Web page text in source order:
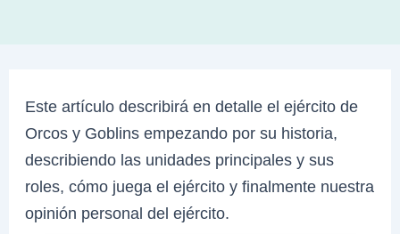
Este artículo describirá en detalle el ejército de
Orcos y Goblins empezando por su historia,
describiendo las unidades principales y sus
roles, cómo juega el ejército y finalmente nuestra
opinión personal del ejército.